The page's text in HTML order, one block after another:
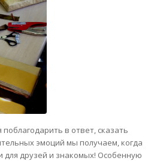
в ответ, сказать
эмоций мы получаем, когда
для друзей и знакомых! Особенную